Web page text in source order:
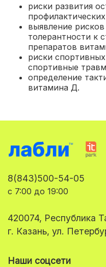
риски развития
выявление
толерантности к
препаратов
риски
спортивные
определение
витамина Д.
8(843)500-54-05
с 7:00 до 19:00
420074, Республика
г. Казань, ул.
Наши соцсети